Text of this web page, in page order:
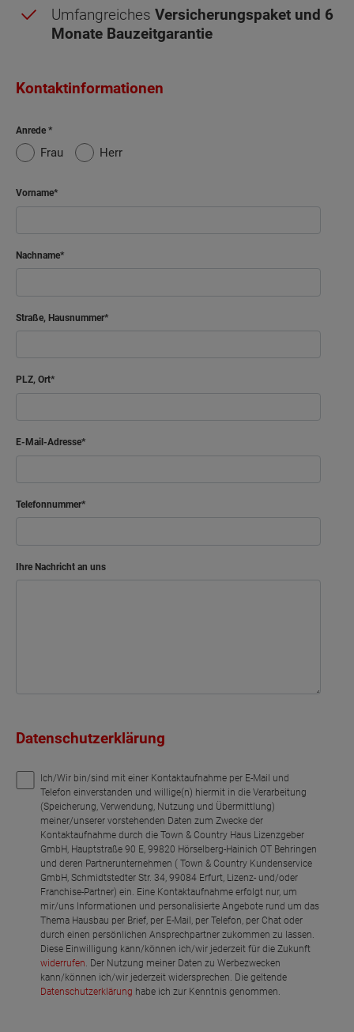
Netto-Raumfläche nach DIN 277 Obergeschoss
Schlafen
Kind 2
Bad
Netto-Raumfläche 50.72m²
Umfangreiches Versicherungspaket und 6
Monate Bauzeitgarantie
Kontaktinformationen
Anrede
Frau Herr
Vorname
Nachname
Straße, Hausnummer
PLZ, Ort
E-Mail-Adresse
Telefonnummer
Ihre Nachricht an uns
Datenschutzerklärung
Ich/Wir bin/sind mit einer Kontaktaufnahme per E-Mail und
Telefon einverstanden und willige(n) hiermit in die Verarbeitung
(Speicherung, Verwendung, Nutzung und Übermittlung)
meiner/unserer vorstehenden Daten zum Zwecke der
Kontaktaufnahme durch die Town & Country Haus Lizenzgeber
GmbH, Hauptstraße 90 E, 99820 Hörselberg-Hainich OT Behringen
und deren Partnerunternehmen ( Town & Country Kundenservice
GmbH, Schmidtstedter Str. 34, 99084 Erfurt, Lizenz- und/oder
Franchise-Partner) ein. Eine Kontaktaufnahme erfolgt nur, um
mir/uns Informationen und personalisierte Angebote rund um das
Thema Hausbau per Brief, per E-Mail, per Telefon, per Chat oder
durch einen persönlichen Ansprechpartner zukommen zu lassen.
Diese Einwilligung kann/können ich/wir jederzeit für die Zukunft
widerrufen. Der Nutzung meiner Daten zu Werbezwecken
kann/können ich/wir jederzeit widersprechen. Die geltende
Datenschutzerklärung habe ich zur Kenntnis genommen.